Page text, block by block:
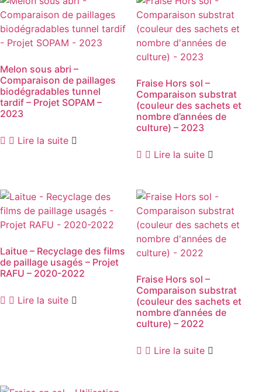
Melon sous abri –
Comparaison de paillages
biodégradables tunnel
tardif – Projet SOPAM –
2023
Lire la suite
Fraise Hors sol –
Comparaison substrat
(couleur des sachets et
nombre d’années de
culture) – 2023
Lire la suite
Laitue – Recyclage des films
de paillage usagés – Projet
RAFU – 2020-2022
Lire la suite
Fraise Hors sol –
Comparaison substrat
(couleur des sachets et
nombre d’années de
culture) – 2022
Lire la suite